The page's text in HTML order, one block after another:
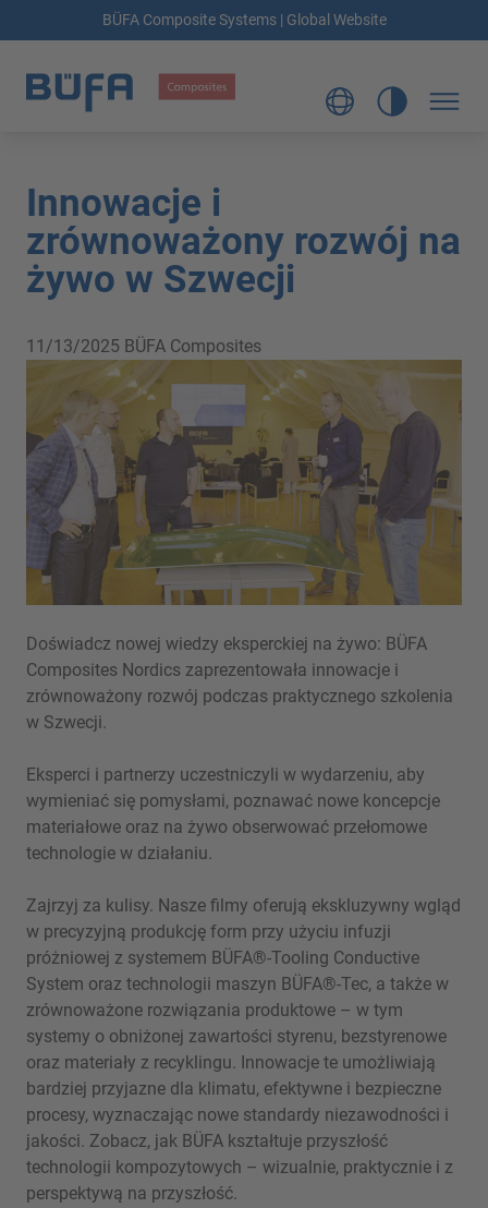
BÜFA Composite Systems | Global Website
Innowacje i
zrównoważony rozwój na
żywo w Szwecji
11/13/2025 BÜFA Composites
Doświadcz nowej wiedzy eksperckiej na żywo: BÜFA
Composites Nordics zaprezentowała innowacje i
zrównoważony rozwój podczas praktycznego szkolenia
w Szwecji.
Eksperci i partnerzy uczestniczyli w wydarzeniu, aby
wymieniać się pomysłami, poznawać nowe koncepcje
materiałowe oraz na żywo obserwować przełomowe
technologie w działaniu.
Zajrzyj za kulisy. Nasze filmy oferują ekskluzywny wgląd
w precyzyjną produkcję form przy użyciu infuzji
próżniowej z systemem BÜFA®-Tooling Conductive
System oraz technologii maszyn BÜFA®-Tec, a także w
zrównoważone rozwiązania produktowe – w tym
systemy o obniżonej zawartości styrenu, bezstyrenowe
oraz materiały z recyklingu. Innowacje te umożliwiają
bardziej przyjazne dla klimatu, efektywne i bezpieczne
procesy, wyznaczając nowe standardy niezawodności i
jakości. Zobacz, jak BÜFA kształtuje przyszłość
technologii kompozytowych – wizualnie, praktycznie i z
perspektywą na przyszłość.